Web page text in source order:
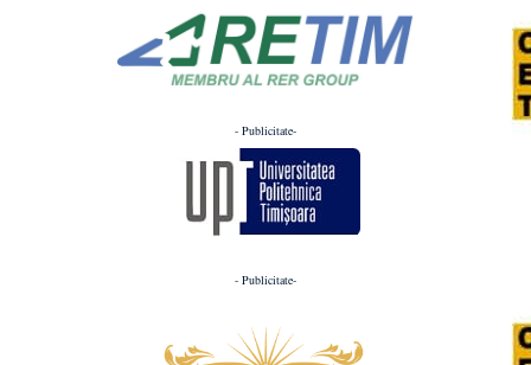
- Publicitate-
- Publicitate-